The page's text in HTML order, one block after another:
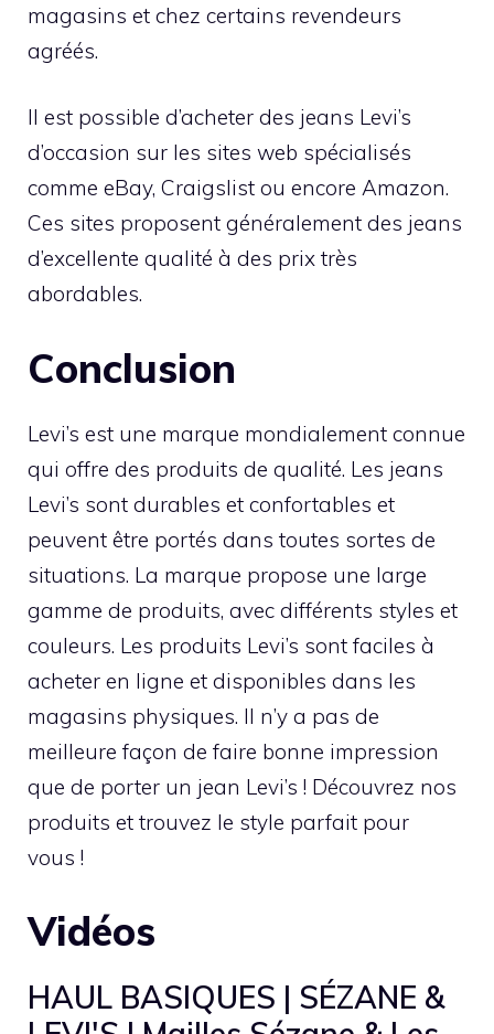
magasins et chez certains revendeurs
agréés.
Il est possible d’acheter des jeans Levi’s
d’occasion sur les sites web spécialisés
comme eBay, Craigslist ou encore Amazon.
Ces sites proposent généralement des jeans
d’excellente qualité à des prix très
abordables.
Conclusion
Levi’s est une marque mondialement connue
qui offre des produits de qualité. Les jeans
Levi’s sont durables et confortables et
peuvent être portés dans toutes sortes de
situations. La marque propose une large
gamme de produits, avec différents styles et
couleurs. Les produits Levi’s sont faciles à
acheter en ligne et disponibles dans les
magasins physiques. Il n’y a pas de
meilleure façon de faire bonne impression
que de porter un jean Levi’s ! Découvrez nos
produits et trouvez le style parfait pour
vous !
Vidéos
HAUL BASIQUES | SÉZANE &